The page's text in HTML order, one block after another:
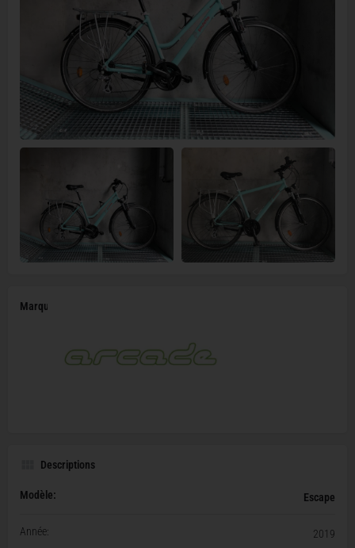
Marque
Descriptions
Modèle: Escape
Année: 2019